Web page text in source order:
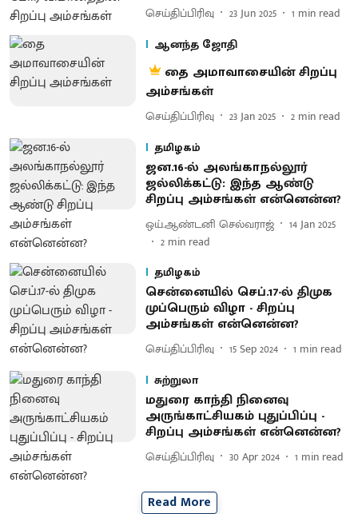
செய்திப்பிரிவு 23 Jun 2025 1 min read
ஆனந்த ஜோதி
தை அமாவாசையின் சிறப்பு
அம்சங்கள்
செய்திப்பிரிவு 23 Jan 2025 2 min read
தமிழகம்
ஜன.16-ல் அலங்காநல்லூர்
ஜல்லிக்கட்டு: இந்த ஆண்டு
சிறப்பு அம்சங்கள் என்னென்ன?
ஒய்.ஆண்டனி செல்வராஜ்
14 Jan 2025
2 min read
தமிழகம்
சென்னையில் செப்.17-ல் திமுக
முப்பெரும் விழா - சிறப்பு
அம்சங்கள் என்னென்ன?
செய்திப்பிரிவு 15 Sep 2024 1 min read
சுற்றுலா
மதுரை காந்தி நினைவு
அருங்காட்சியகம் புதுப்பிப்பு -
சிறப்பு அம்சங்கள் என்னென்ன?
செய்திப்பிரிவு 30 Apr 2024 1 min read
Read More